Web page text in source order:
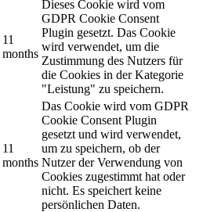
11
months
Dieses Cookie wird vom
GDPR Cookie Consent
Plugin gesetzt. Das Cookie
wird verwendet, um die
Zustimmung des Nutzers für
die Cookies in der Kategorie
"Leistung" zu speichern.
11
months
Das Cookie wird vom GDPR
Cookie Consent Plugin
gesetzt und wird verwendet,
um zu speichern, ob der
Nutzer der Verwendung von
Cookies zugestimmt hat oder
nicht. Es speichert keine
persönlichen Daten.